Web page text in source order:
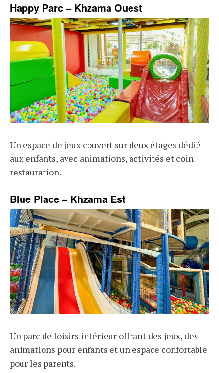
Happy Parc – Khzama Ouest
Un espace de jeux couvert sur deux étages dédié
aux enfants, avec animations, activités et coin
restauration.
Blue Place – Khzama Est
Un parc de loisirs intérieur offrant des jeux, des
animations pour enfants et un espace confortable
pour les parents.